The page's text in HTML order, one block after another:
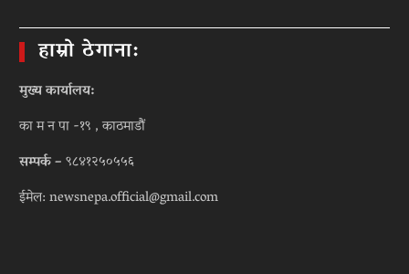
हाम्रो ठेगाना:
मुख्य कार्यालय:
का म न पा -१९ , काठमाडौं
सम्पर्क –९८४१२५०५५६
ईमेल: newsnepa.official@gmail.com